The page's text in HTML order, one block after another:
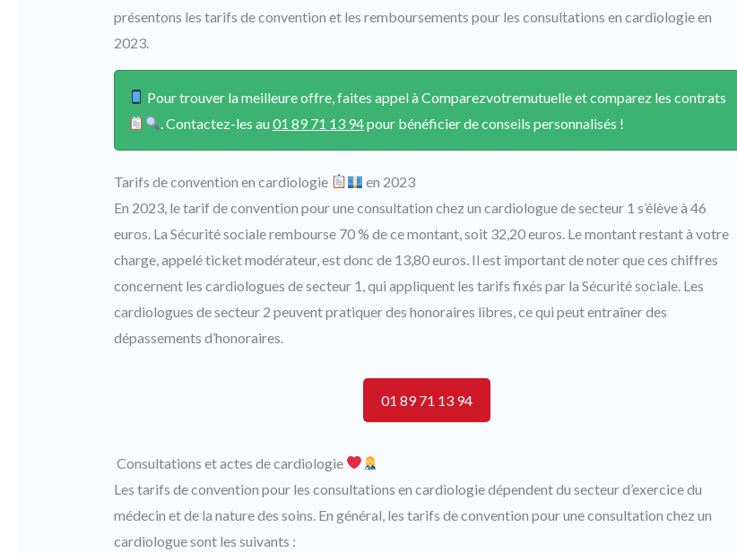
présentons les tarifs de convention et les remboursements pour les consultations en cardiologie en
2023.
Pour trouver la meilleure offre, faites appel à Comparezvotremutuelle et comparez les contrats
. Contactez-les au01 89 71 13 94pour bénéficier de conseils personnalisés !
Tarifs de convention en cardiologie
en 2023
En 2023, le tarif de convention pour une consultation chez un cardiologue de secteur 1 s’élève à 46
euros. La Sécurité sociale rembourse 70 % de ce montant, soit 32,20 euros. Le montant restant à votre
charge, appelé ticket modérateur, est donc de 13,80 euros. Il est important de noter que ces chiffres
concernent les cardiologues de secteur 1, qui appliquent les tarifs fixés par la Sécurité sociale. Les
cardiologues de secteur 2 peuvent pratiquer des honoraires libres, ce qui peut entraîner des
dépassements d’honoraires.
01 89 71 13 94
Consultations et actes de cardiologie
Les tarifs de convention pour les consultations en cardiologie dépendent du secteur d’exercice du
médecin et de la nature des soins. En général, les tarifs de convention pour une consultation chez un
cardiologue sont les suivants :